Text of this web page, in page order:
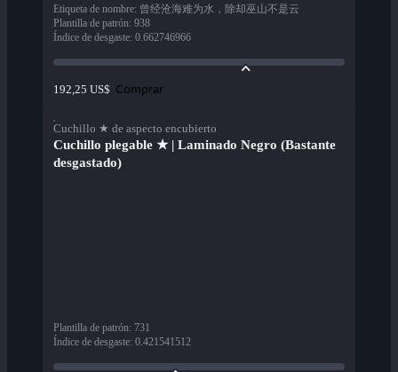
Etiqueta de nombre: 曾经沧海难为水，除却巫山不是云
Plantilla de patrón: 938
Índice de desgaste: 0.662746966
192,25 US$ Comprar
Cuchillo ★ de aspecto encubierto
Cuchillo plegable ★ | Laminado Negro (Bastante
desgastado)
Plantilla de patrón: 731
Índice de desgaste: 0.421541512